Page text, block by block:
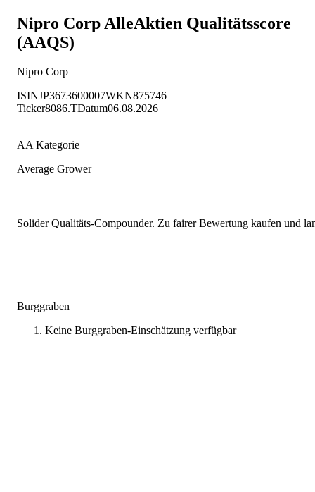
Nipro Corp AlleAktien Qualitätsscore
(AAQS)
Nipro Corp
ISINJP3673600007WKN875746
Ticker8086.TDatum06.08.2026
AA Kategorie
Average Grower
Solider Qualitäts-Compounder. Zu fairer Bewertung kaufen und
Burggraben
Keine Burggraben-Einschätzung verfügbar